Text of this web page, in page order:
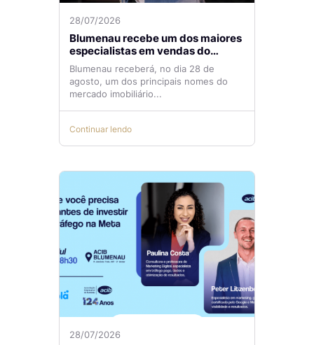
28/07/2026
Blumenau recebe um dos maiores
especialistas em vendas do
mercado imobiliário
Blumenau receberá, no dia 28 de
agosto, um dos principais nomes do
mercado imobiliário...
Continuar lendo
28/07/2026